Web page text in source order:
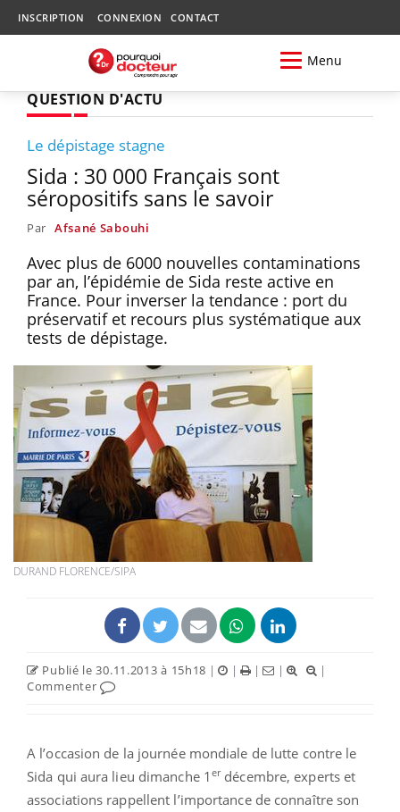
INSCRIPTION CONNEXION CONTACT
Menu
QUESTION D'ACTU
Le dépistage stagne
Sida : 30 000 Français sont
séropositifs sans le savoir
Par Afsané Sabouhi
Avec plus de 6000 nouvelles contaminations
par an, l’épidémie de Sida reste active en
France. Pour inverser la tendance : port du
préservatif et recours plus systématique aux
tests de dépistage.
DURAND FLORENCE/SIPA
Publié le 30.11.2013 à 15h18 | | | |
|
Commenter
A l’occasion de la journée mondiale de lutte contre le
Sida qui aura lieu dimanche 1 erdécembre, experts et
associations rappellent l’importance de connaître son